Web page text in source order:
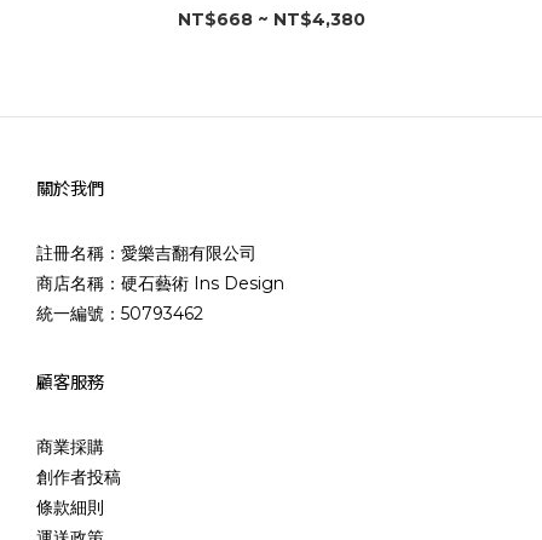
NT$668 ~ NT$4,380
關於我們
註冊名稱：愛樂吉翻有限公司
商店名稱：硬石藝術 Ins Design
統一編號：50793462
顧客服務
商業採購
創作者投稿
條款細則